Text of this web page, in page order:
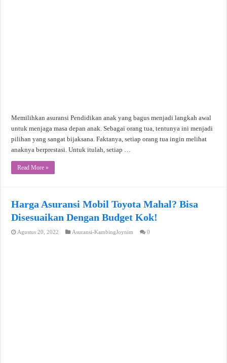
Memilihkan asuransi Pendidikan anak yang bagus menjadi langkah awal
untuk menjaga masa depan anak. Sebagai orang tua, tentunya ini menjadi
pilihan yang sangat bijaksana. Faktanya, setiap orang tua ingin melihat
anaknya berprestasi. Untuk itulah, setiap …
Read More »
Harga Asuransi Mobil Toyota Mahal? Bisa
Disesuaikan Dengan Budget Kok!
Agustus 20, 2022 Asuransi-KambingJoynim 0